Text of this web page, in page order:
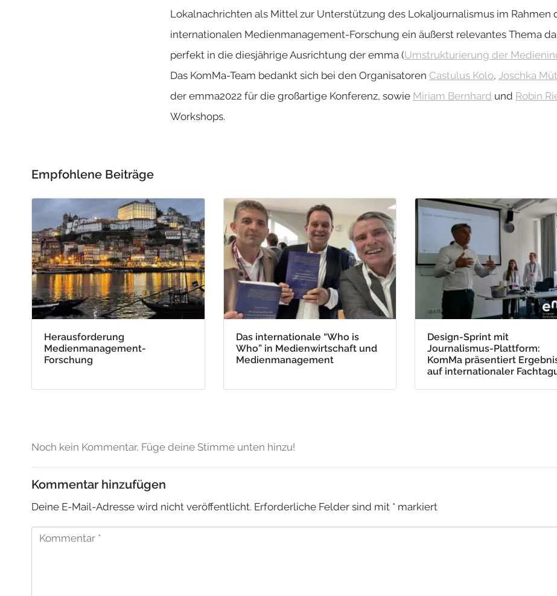
Lokalnachrichten als Mittel zur Unterstützung des Lokaljournalismus im
internationalen Medienmanagement-Forschung ein äußerst relevantes Thema
perfekt in die diesjährige Ausrichtung der emma (Umstrukturierung der
Das KomMa-Team bedankt sich bei den Organisatoren Castulus Kolo, Joschka
der emma2022 für die großartige Konferenz, sowie Miriam Bernhard und Robin
Workshops.
Empfohlene Beiträge
Herausforderung
Medienmanagement-
Forschung
Das internationale “Who is
Who” in Medienwirtschaft und
Medienmanagement
Design-Sprint mit
Journalismus-Plattform:
KomMa präsentiert
auf internationaler
Noch kein Kommentar, Füge deine Stimme unten hinzu!
Kommentar hinzufügen
Deine E-Mail-Adresse wird nicht veröffentlicht. Erforderliche Felder sind mit * markiert